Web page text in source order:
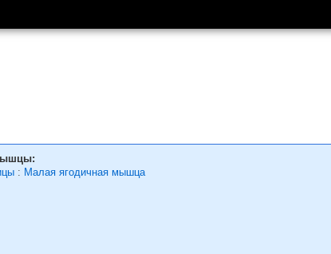
: Малая ягодичная мышца